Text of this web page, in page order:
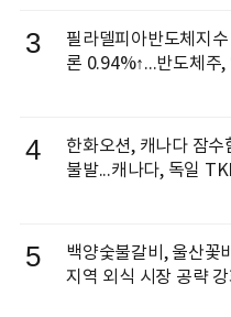
3
필라델피아반도체지
론 0.94%↑...반도체주,
4
한화오션, 캐나다 잠수
불발...캐나다, 독일
5
백양숯불갈비, 울산꽃
지역 외식 시장 공략